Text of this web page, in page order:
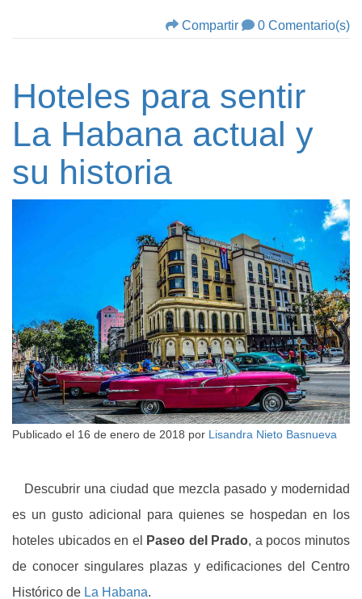
Compartir 0 Comentario(s)
Hoteles para sentir
La Habana actual y
su historia
Publicado el 16 de enero de 2018 por Lisandra Nieto Basnueva
Descubrir una ciudad que mezcla pasado y modernidad
es un gusto adicional para quienes se hospedan en los
hoteles ubicados en el
Paseo del Prado, a pocos minutos
de conocer singulares plazas y edificaciones del Centro
Histórico de La Habana.